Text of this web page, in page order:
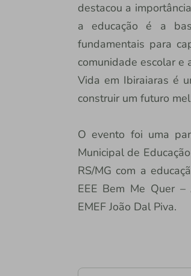
destacou a
a educação é a
fundamentais para
comunidade escolar e
Vida em Ibiraiaras é
construir um futuro
O evento foi uma
Municipal de
RS/MG com a
EEE Bem Me Quer –
EMEF João Dal Piva.